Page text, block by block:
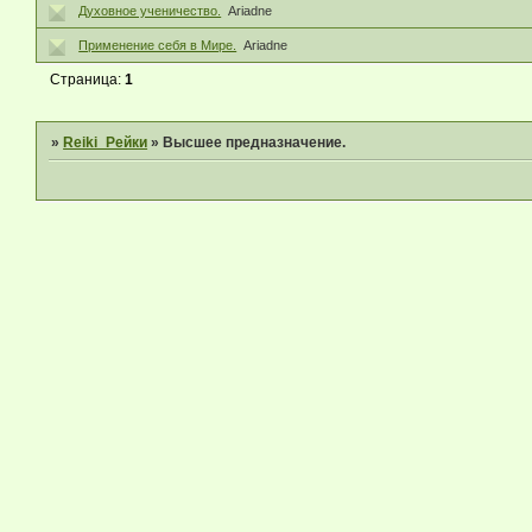
Духовное ученичество. Ariadne
Применение себя в Мире. Ariadne
Страница:1
»Reiki_Рейки »Высшее предназначение.